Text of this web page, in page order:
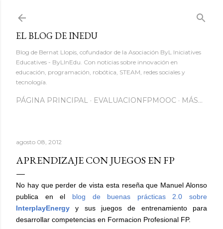
EL BLOG DE INEDU
Blog de Bernat Llopis, cofundador de la Asociación ByL Iniciatives
Educatives - ByLInEdu. Con noticias sobre innovación en
educación, programación, robótica, STEAM, redes sociales y
tecnología.
PÁGINA PRINCIPAL EVALUACIONFPMOOC MÁS…
agosto 08, 2012
APRENDIZAJE CON JUEGOS EN FP
No hay que perder de vista esta reseña que Manuel Alonso
publica en el blog de buenas prácticas 2.0 sobre
InterplayEnergy y sus juegos de entrenamiento para
desarrollar competencias en Formacion Profesional FP.